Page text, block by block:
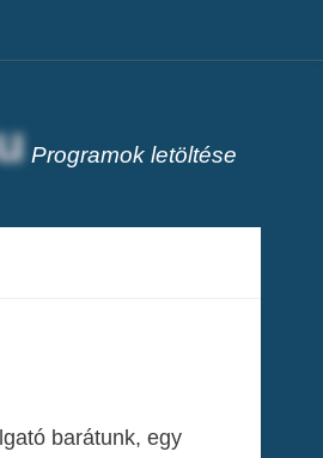
Programok letöltése
barátunk, egy